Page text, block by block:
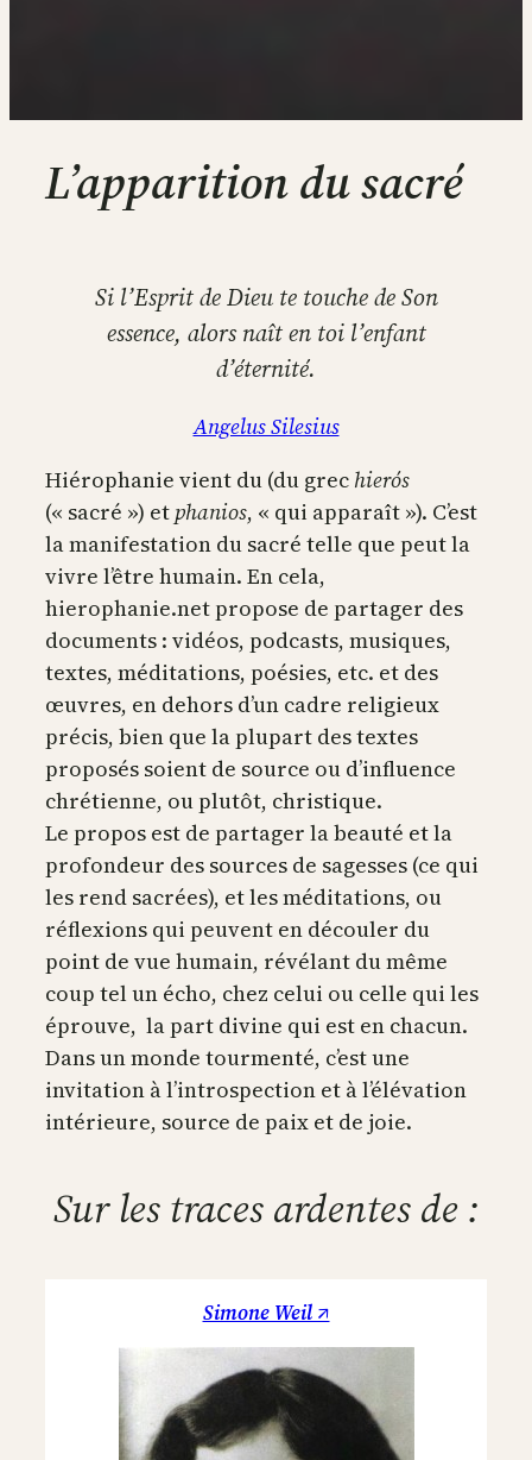
L’apparition du sacré
Si l’Esprit de Dieu te touche de Son
essence, alors naît en toi l’enfant
d’éternité.
Angelus Silesius
Hiérophanie vient du (du grec hierós
(« sacré ») et phanios, « qui apparaît »). C’est
la manifestation du sacré telle que peut la
vivre l’être humain. En cela,
hierophanie.net propose de partager des
documents : vidéos, podcasts, musiques,
textes, méditations, poésies, etc. et des
œuvres, en dehors d’un cadre religieux
précis, bien que la plupart des textes
proposés soient de source ou d’influence
chrétienne, ou plutôt, christique.
Le propos est de partager la beauté et la
profondeur des sources de sagesses (ce qui
les rend sacrées), et les méditations, ou
réflexions qui peuvent en découler du
point de vue humain, révélant du même
coup tel un écho, chez celui ou celle qui les
éprouve, la part divine qui est en chacun.
Dans un monde tourmenté, c’est une
invitation à l’introspection et à l’élévation
intérieure, source de paix et de joie.
Sur les traces ardentes de :
Simone Weil ↗